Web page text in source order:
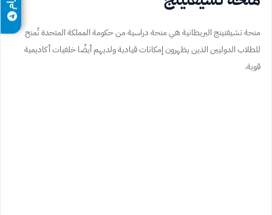
منحة تشيفنينج البريطانية هي منحة دراسية من حكومة المملكة المتحدة تُمنح
للطلاب الدوليين الذين يظهرون إمكانات قيادية ولديهم أيضًا خلفيات أكاديمية
قوية.